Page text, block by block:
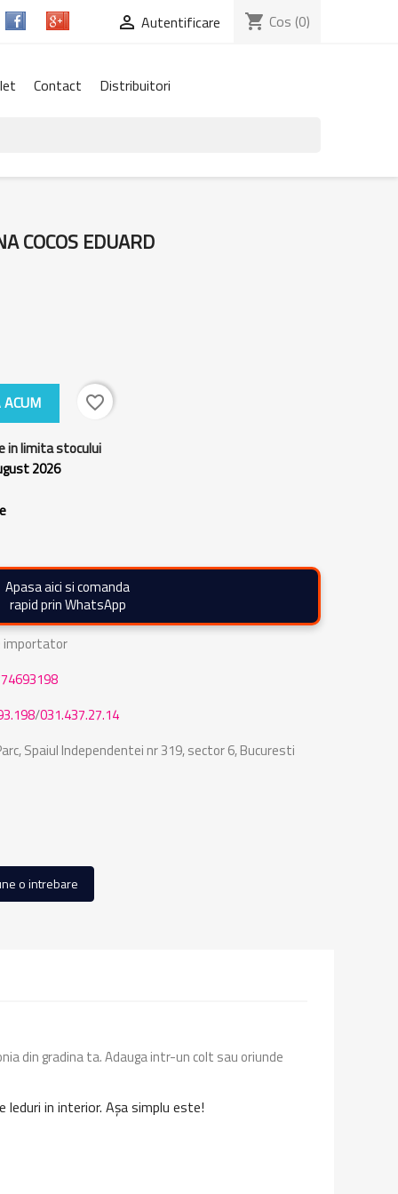
 Autentificare shopping_cart Cos (0)
Contact Distribuitori
COCOS EDUARD
favorite_border
in limita stocului
2026
Apasa aici si comanda
rapid prin WhatsApp
importator
/031.437.27.14
Spaiul Independentei nr 319, sector 6, Bucuresti
o intrebare
din gradina ta. Adauga intr-un colt sau oriunde
in interior. Așa simplu este!